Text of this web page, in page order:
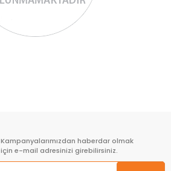
Kampanyalarımızdan haberdar olmak
için e-mail adresinizi girebilirsiniz.